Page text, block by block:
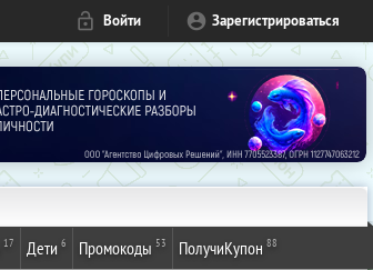
Войти Зарегистрироваться
17 Дети 6 Промокоды 53 ПолучиКупон 88